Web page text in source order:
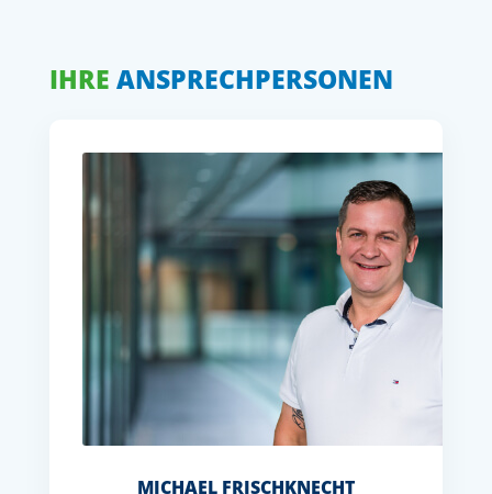
IHRE ANSPRECHPERSONEN
MICHAEL FRISCHKNECHT